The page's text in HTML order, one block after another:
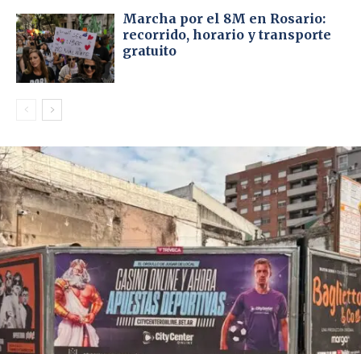
Marcha por el 8M en Rosario:
recorrido, horario y transporte
gratuito